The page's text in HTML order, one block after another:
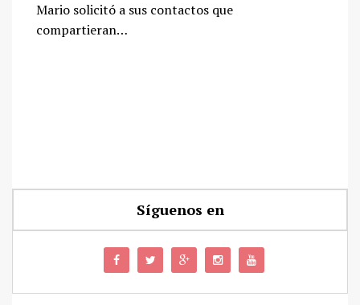
Mario solicitó a sus contactos que
compartieran…
Síguenos en